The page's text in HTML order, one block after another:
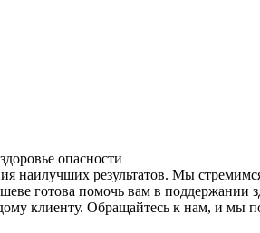
опасности
наилучших результатов. Мы
готова помочь вам в поддержании
клиенту. Обращайтесь к нам, и мы